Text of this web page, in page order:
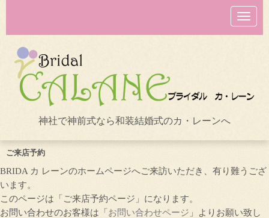
N
a
v
o
n
神社で神前式なら和装結婚式のカ・レーンへ
ご来店予約
BRIDA カ レーンのホームページへご来訪いただき、有り難うござ
います。
このページは「ご来店予約ページ」になります。
お問い合わせのお客様は「 お問い合わせページ 」よりお願い致し